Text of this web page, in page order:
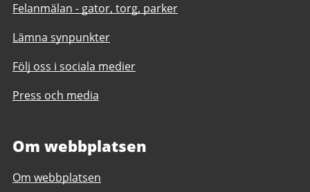
Felanmälan - gator, torg, parker
Lämna synpunkter
Följ oss i sociala medier
Press och media
Om webbplatsen
Om webbplatsen